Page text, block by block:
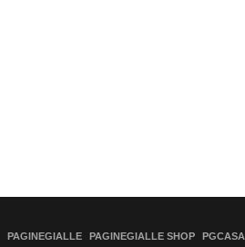
PAGINEGIALLE PAGINEGIALLE SHOP PGCASA